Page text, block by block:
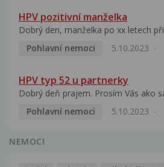
HPV pozitivní manželka
Dobrý den, manželka po xx letech
Pohlavní nemoci
5.10.2023
HPV typ 52 u partnerky
Dobrý deň prajem. Prosím Vás ako
Pohlavní nemoci
5.10.2023
NEMOCI